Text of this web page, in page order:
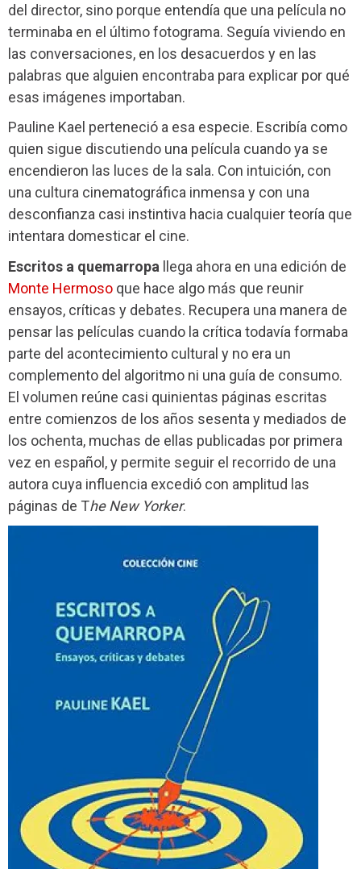
del director, sino porque entendía que una película no
terminaba en el último fotograma. Seguía viviendo en
las conversaciones, en los desacuerdos y en las
palabras que alguien encontraba para explicar por qué
esas imágenes importaban.
Pauline Kael perteneció a esa especie. Escribía como
quien sigue discutiendo una película cuando ya se
encendieron las luces de la sala. Con intuición, con
una cultura cinematográfica inmensa y con una
desconfianza casi instintiva hacia cualquier teoría que
intentara domesticar el cine.
Escritos a quemarropa llega ahora en una edición de
Monte Hermoso que hace algo más que reunir
ensayos, críticas y debates. Recupera una manera de
pensar las películas cuando la crítica todavía formaba
parte del acontecimiento cultural y no era un
complemento del algoritmo ni una guía de consumo.
El volumen reúne casi quinientas páginas escritas
entre comienzos de los años sesenta y mediados de
los ochenta, muchas de ellas publicadas por primera
vez en español, y permite seguir el recorrido de una
autora cuya influencia excedió con amplitud las
páginas de The New Yorker.